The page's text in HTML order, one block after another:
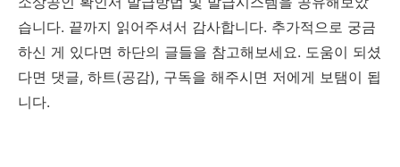
습니다. 끝까지 읽어주셔서 감사합니다. 추가적으로 궁금
하신 게 있다면 하단의 글들을 참고해보세요. 도움이 되셨
다면 댓글, 하트(공감), 구독을 해주시면 저에게 보탬이 됩
니다.